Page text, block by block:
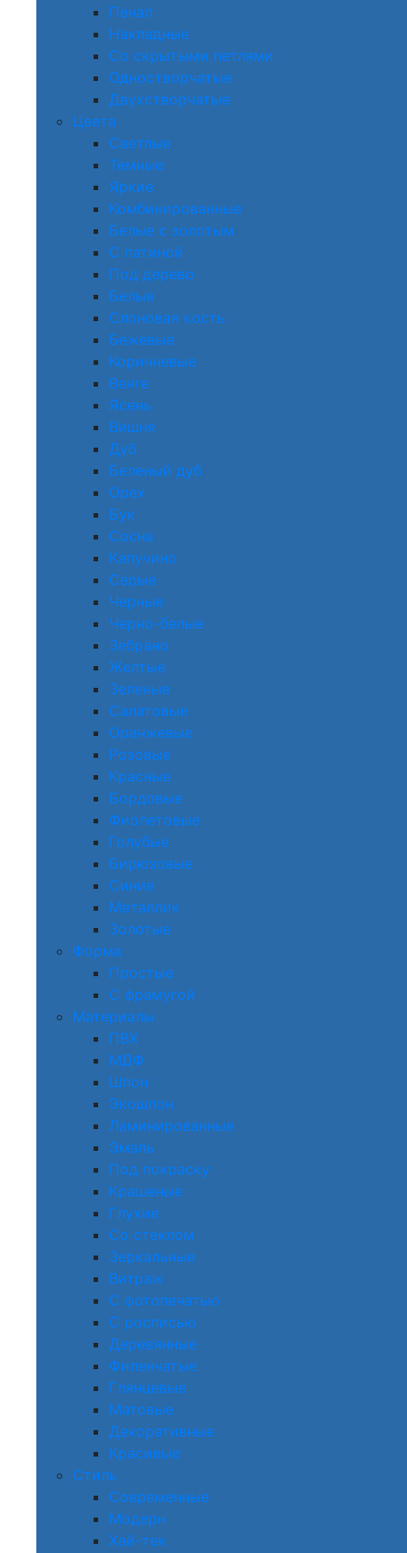
Пенал
Накладные
Со скрытыми петлями
Одностворчатые
Двухстворчатые
Цвета
Светлые
Темные
Яркие
Комбинированные
Белые с золотым
С патиной
Под дерево
Белые
Слоновая кость
Бежевые
Коричневые
Венге
Ясень
Вишня
Дуб
Беленый дуб
Орех
Бук
Сосна
Капучино
Серые
Черные
Черно-белые
Зебрано
Желтые
Зеленые
Салатовые
Оранжевые
Розовые
Красные
Бордовые
Фиолетовые
Голубые
Бирюзовые
Синие
Металлик
Золотые
Форма
Простые
С фрамугой
Материалы
ПВХ
МДФ
Шпон
Экошпон
Ламинированные
Эмаль
Под покраску
Крашеные
Глухие
Со стеклом
Зеркальные
Витраж
С фотопечатью
С росписью
Деревянные
Филенчатые
Глянцевые
Матовые
Декоративные
Красивые
Стиль
Современные
Модерн
Хай-тек